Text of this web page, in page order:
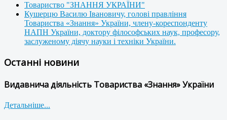
Товариство "ЗНАННЯ УКРАЇНИ"
Кушерцю Василю Івановичу, голові правління
Товариства «Знання» України, члену-кореспонденту
НАПН України, доктору філософських наук, професору,
заслуженому діячу науки і техніки України.
Останні новини
Видавнича діяльність Товариства «Знання» України
Детальніше...